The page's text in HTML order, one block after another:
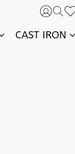
CAST IRON